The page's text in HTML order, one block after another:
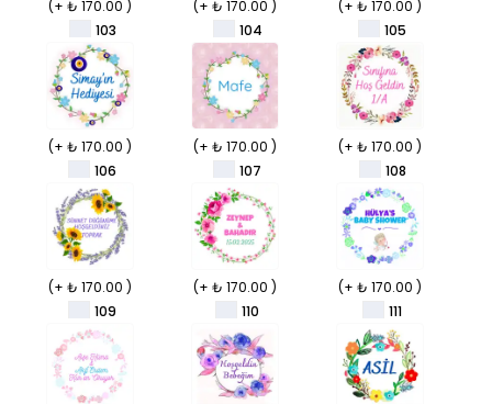
(+ ₺ 170.00 )
103
(+ ₺ 170.00 )
104
(+ ₺ 170.00 )
105
(+ ₺ 170.00 )
106
(+ ₺ 170.00 )
107
(+ ₺ 170.00 )
108
(+ ₺ 170.00 )
109
(+ ₺ 170.00 )
110
(+ ₺ 170.00 )
111